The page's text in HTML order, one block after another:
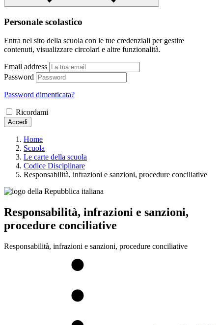
Personale scolastico
Entra nel sito della scuola con le tue credenziali per gestire
contenuti, visualizzare circolari e altre funzionalità.
Email address
Password
Password dimenticata?
Ricordami
Accedi
Home
Scuola
Le carte della scuola
Codice Disciplinare
Responsabilità, infrazioni e sanzioni, procedure conciliative
Responsabilità, infrazioni e sanzioni,
procedure conciliative
Responsabilità, infrazioni e sanzioni, procedure conciliative